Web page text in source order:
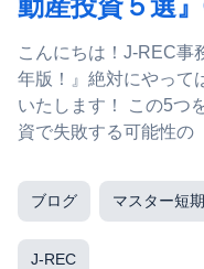
動産投資５選
こんにちは！J-REC事務局の内
年版！』絶対にやってはい
いたします！ この5つを避けていただければ、 不動産投
資で失敗する可能性の
ブログ マスター短
J-REC